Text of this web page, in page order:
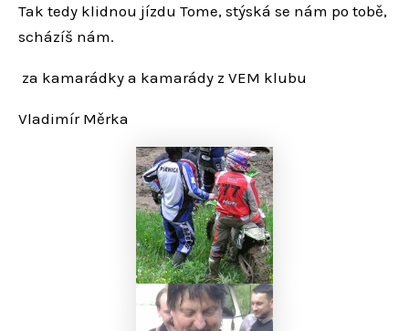
Tak tedy klidnou jízdu Tome, stýská se nám po tobě,
scházíš nám.
za kamarádky a kamarády z VEM klubu
Vladimír Měrka